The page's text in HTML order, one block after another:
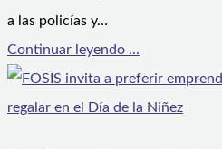
a las policías y…
Continuar leyendo ...